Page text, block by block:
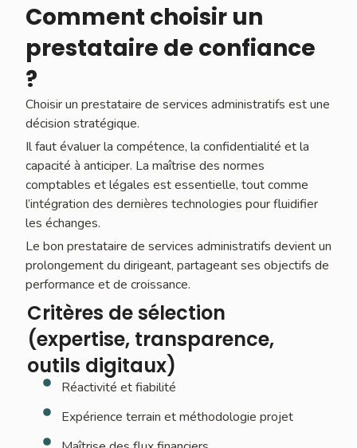
Comment choisir un
prestataire de confiance
?
Choisir un prestataire de services administratifs est une
décision stratégique.
Il faut évaluer la compétence, la confidentialité et la
capacité à anticiper. La maîtrise des normes
comptables et légales est essentielle, tout comme
l’intégration des dernières technologies pour fluidifier
les échanges.
Le bon prestataire de services administratifs devient un
prolongement du dirigeant, partageant ses objectifs de
performance et de croissance.
Critères de sélection
(expertise, transparence,
outils digitaux)
Réactivité et fiabilité
Expérience terrain et méthodologie projet